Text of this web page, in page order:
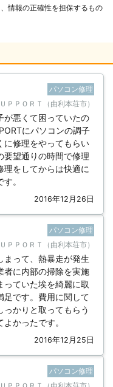
情報の正確性を担保するもの
パソコン修理
ＰＰＯＲＴ（由利本荘市）
が悪くて困っていたの
にパソコンの調子
に修理をやってもらい
要望通りの時間で修理
理をしてからは快適に
。
2016年12月26日
パソコン修理
ＰＰＯＲＴ（由利本荘市）
まって、熱暴走が発生
者に内部の掃除を実施
っていた埃を綺麗に取
足です。費用に関して
かりと取ってもらう
かったです。
2016年12月25日
パソコン修理